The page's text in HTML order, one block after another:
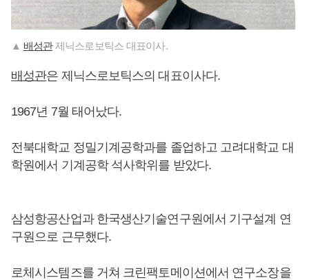
▲ 배성관제닉스로보틱스 대표이사.
배성관은 제닉스로보틱스의 대표이사다.
1967년 7월 태어났다.
전북대학교 정밀기계공학과를 졸업하고 고려대학교 대
학원에서 기계공학 석사학위를 받았다.
삼성항공산업과 한국생산기술연구원에서 기구설계 연
구원으로 근무했다.
로체시스템즈를 거쳐 크린팩토메이션에서 연구소장을